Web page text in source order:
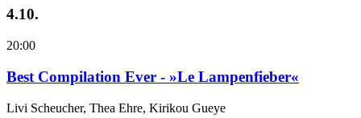
4.10.
20:00
Best Compilation Ever - »Le Lampenfieber«
Livi Scheucher, Thea Ehre, Kirikou Gueye